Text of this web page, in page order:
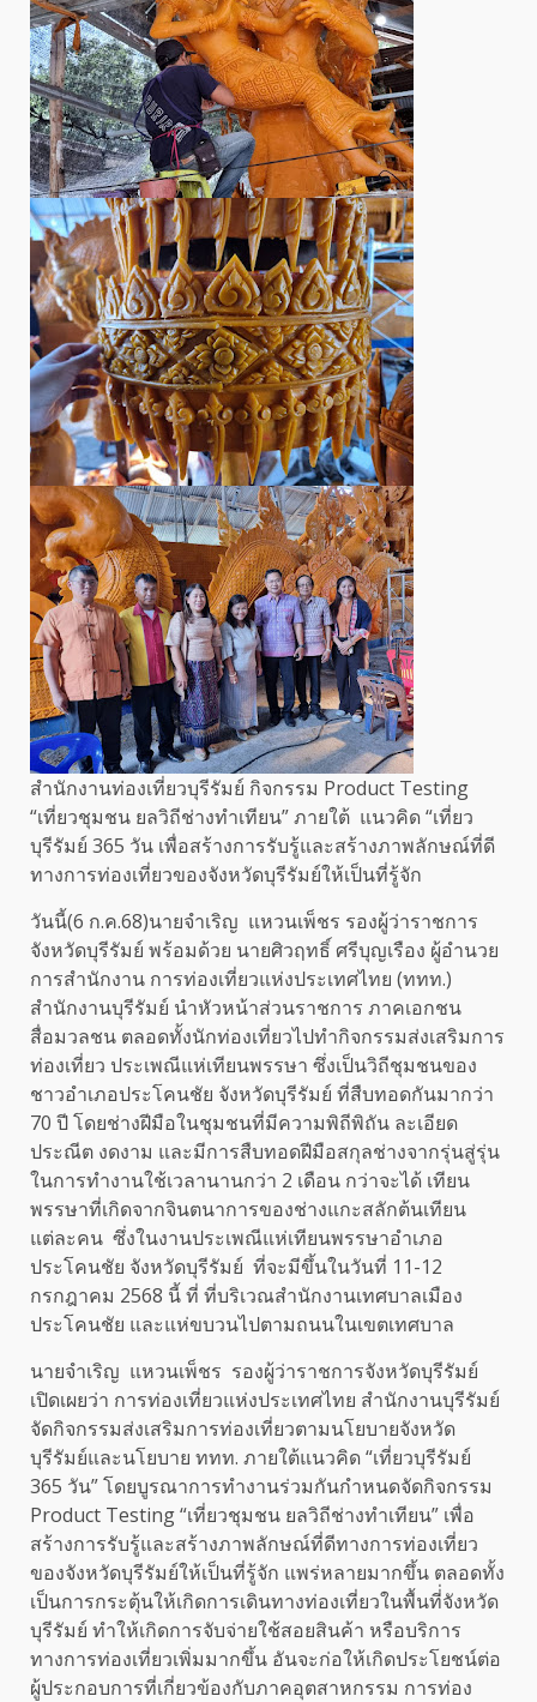
สำนักงานท่องเที่ยวบุรีรัมย์ กิจกรรม Product Testing
“เที่ยวชุมชน ยลวิถีช่างทำเทียน” ภายใต้ แนวคิด “เที่ยว
บุรีรัมย์ 365 วัน เพื่อสร้างการรับรู้และสร้างภาพลักษณ์ที่ดี
ทางการท่องเที่ยวของจังหวัดบุรีรัมย์ให้เป็นที่รู้จัก
วันนี้(6 ก.ค.68)นายจำเริญ แหวนเพ็ชร รองผู้ว่าราชการ
จังหวัดบุรีรัมย์ พร้อมด้วย นายศิวฤทธิ์ ศรีบุญเรือง ผู้อำนวย
การสำนักงาน การท่องเที่ยวแห่งประเทศไทย (ททท.)
สำนักงานบุรีรัมย์ นำหัวหน้าส่วนราชการ ภาคเอกชน
สื่อมวลชน ตลอดทั้งนักท่องเที่ยวไปทำกิจกรรมส่งเสริมการ
ท่องเที่ยว ประเพณีแห่เทียนพรรษา ซึ่งเป็นวิถีชุมชนของ
ชาวอำเภอประโคนชัย จังหวัดบุรีรัมย์ ที่สืบทอดกันมากว่า
70 ปี โดยช่างฝีมือในชุมชนที่มีความพิถีพิถัน ละเอียด
ประณีต งดงาม และมีการสืบทอดฝีมือสกุลช่างจากรุ่นสู่รุ่น
ในการทำงานใช้เวลานานกว่า 2 เดือน กว่าจะได้ เทียน
พรรษาที่เกิดจากจินตนาการของช่างแกะสลักต้นเทียน
แต่ละคน ซึ่งในงานประเพณีแห่เทียนพรรษาอำเภอ
ประโคนชัย จังหวัดบุรีรัมย์ ที่จะมีขึ้นในวันที่ 11-12
กรกฎาคม 2568 นี้ ที่ ที่บริเวณสำนักงานเทศบาลเมือง
ประโคนชัย และแห่ขบวนไปตามถนนในเขตเทศบาล
นายจำเริญ แหวนเพ็ชร รองผู้ว่าราชการจังหวัดบุรีรัมย์
เปิดเผยว่า การท่องเที่ยวแห่งประเทศไทย สำนักงานบุรีรัมย์
จัดกิจกรรมส่งเสริมการท่องเที่ยวตามนโยบายจังหวัด
บุรีรัมย์และนโยบาย ททท. ภายใต้แนวคิด “เที่ยวบุรีรัมย์
365 วัน” โดยบูรณาการทำงานร่วมกันกำหนดจัดกิจกรรม
Product Testing “เที่ยวชุมชน ยลวิถีช่างทำเทียน” เพื่อ
สร้างการรับรู้และสร้างภาพลักษณ์ที่ดีทางการท่องเที่ยว
ของจังหวัดบุรีรัมย์ให้เป็นที่รู้จัก แพร่หลายมากขึ้น ตลอดทั้ง
เป็นการกระตุ้นให้เกิดการเดินทางท่องเที่ยวในพื้นที่่จังหวัด
บุรีรัมย์ ทำให้เกิดการจับจ่ายใช้สอยสินค้า หรือบริการ
ทางการท่องเที่ยวเพิ่มมากขึ้น อันจะก่อให้เกิดประโยชน์ต่อ
ผู้ประกอบการที่เกี่ยวข้องกับภาคอุตสาหกรรม การท่อง